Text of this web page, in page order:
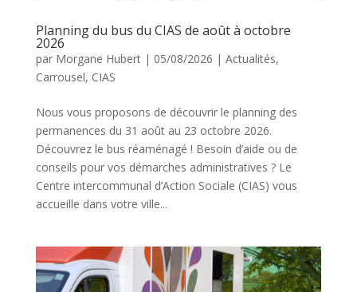
Planning du bus du CIAS de août à octobre
2026
par Morgane Hubert| 05/08/2026 | Actualités,
Carrousel, CIAS
Nous vous proposons de découvrir le planning des
permanences du 31 août au 23 octobre 2026.
Découvrez le bus réaménagé ! Besoin d’aide ou de
conseils pour vos démarches administratives ? Le
Centre intercommunal d’Action Sociale (CIAS) vous
accueille dans votre ville...